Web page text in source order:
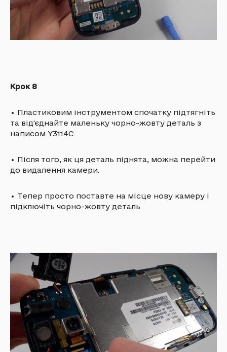
Крок 8
• Пластиковим інструментом спочатку підтягніть
та від'єднайте маленьку чорно-жовту деталь з
написом Y3114C
• Після того, як ця деталь піднята, можна перейти
до видалення камери.
• Тепер просто поставте на місце нову камеру і
підключіть чорно-жовту деталь